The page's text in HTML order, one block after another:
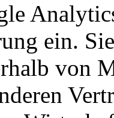
ein.
von